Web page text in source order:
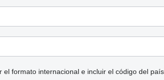
formato internacional e incluir el código del país.